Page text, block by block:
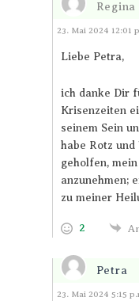
Regina
Antworten
23. Mai 2024 12:01
Liebe Petra,
ich danke Dir
Krisenzeiten
seinem Sein
habe Rotz
geholfen,
anzunehmen;
zu meiner
2
Petra
Antworten
23. Mai 2024 5:15